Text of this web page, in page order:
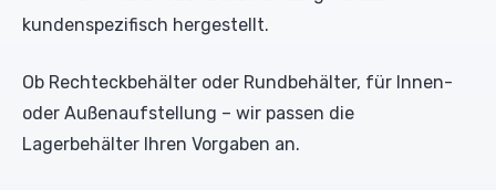
kundenspezifisch hergestellt.
Ob Rechteckbehälter oder Rundbehälter, für Innen-
oder Außenaufstellung – wir passen die
Lagerbehälter Ihren Vorgaben an.